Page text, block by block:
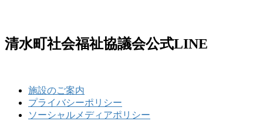
清水町社会福祉協議会公式LINE
施設のご案内
プライバシーポリシー
ソーシャルメディアポリシー